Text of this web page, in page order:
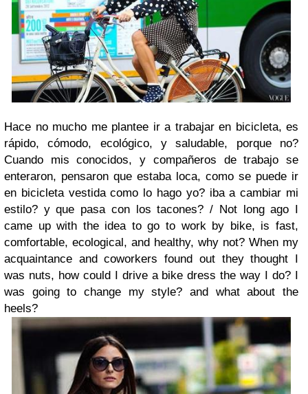
Hace no mucho me plantee ir a trabajar en bicicleta, es
rápido, cómodo, ecológico, y saludable, porque no?
Cuando mis conocidos, y compañeros de trabajo se
enteraron, pensaron que estaba loca, como se puede ir
en bicicleta vestida como lo hago yo? iba a cambiar mi
estilo? y que pasa con los tacones? / Not long ago I
came up with the idea to go to work by bike, is fast,
comfortable, ecological, and healthy, why not? When my
acquaintance and coworkers found out they thought I
was nuts, how could I drive a bike dress the way I do? I
was going to change my style? and what about the
heels?